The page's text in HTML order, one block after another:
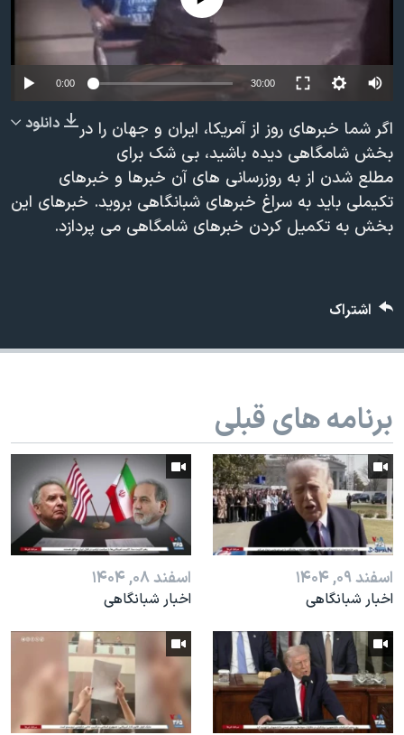
فرهنگ و زندگی
حقوق شهروندی
اقتصادی
اسرائیل در جنگ
گالری عکس
آرشیو پخش زنده
مستندها
انتخابات ریاست جمهوری آمریکا ۲۰۲۴
حمله جمهوری اسلامی به اسرائیل
ورزش زنان در ایران
اعتراضات زن، زندگی، آزادی
مجموعه مستندهای دادخواهی
چهل سال گروگان‌گیری
اسرائیل در جنگ
نرگس محمدی برنده جایزه نوبل صلح
همایش محافظه‌کاران آمریکا «سی‌پک»
صفحه‌های ویژه
سفر پرزیدنت ترامپ به چین
دنبال کنید
زبانهای مختلف
0:00 30:00
دانلود
اگر شما خبرهای روز از آمریکا، ایران و جهان را در
بخش شامگاهی دیده باشید، بی شک برای
مطلع شدن از به روزرسانی های آن خبرها و خبرهای
تکیملی باید به سراغ خبرهای شبانگاهی بروید. خبرهای این
بخش به تکمیل کردن خبرهای شامگاهی می پردازد.
اشتراک
برنامه های قبلی
اسفند ۰۹, ۱۴۰۴
اخبار شبانگاهی
اسفند ۰۸, ۱۴۰۴
اخبار شبانگاهی